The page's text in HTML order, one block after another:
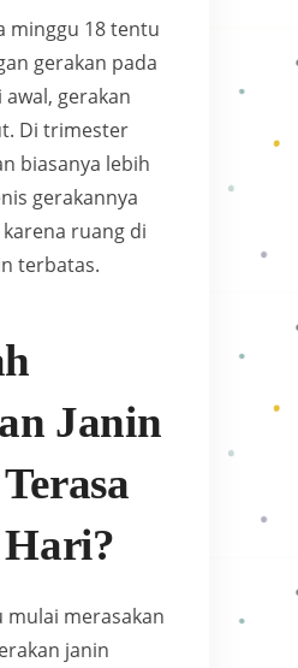
minggu 18 tentu
gerakan pada
gerakan
Di trimester
biasanya lebih
gerakannya
ruang di
terbatas.
Janin
Hari?
mulai merasakan
janin